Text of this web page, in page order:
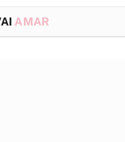
AMAR